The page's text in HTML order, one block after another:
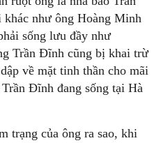
như ông Hoàng Minh
sống lưu đầy như
Trần Đĩnh cũng bị khai trừ
về mặt tinh thần cho mãi
Đĩnh đang sống tại Hà
trạng của ông ra sao, khi